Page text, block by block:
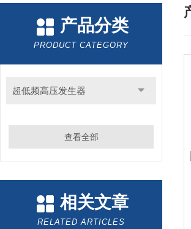
产品分类
PRODUCT CATEGORY
超低频高压发生器
查看全部
相关文章
RELATED ARTICLES